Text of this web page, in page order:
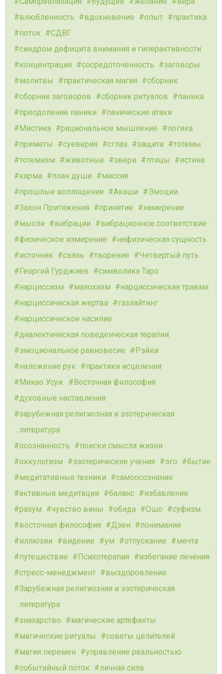
влюбленность
вдохновение опыт
практика
поток
СДВГ
синдром дефицита внимания и гиперактивности
концентрация
сосредоточенность
заговоры
молитвы
практическая магия
сборник
сборник заговоров
сборник ритуалов
паника
преодоление паники
панические атаки
Мистика
рациональное мышление
логика
приметы
суеверия сглаз защита
тотемы
тотемизм
животные звери птицы
истина
карма
план души
миссия
прошлые воплощения
Акаши
Эмоции
Закон Притяжения
принятие
намерение
мысли
вибрации
вибрационное соответствие
физическое измерение
нефизическая сущность
источник
связь творение
Четвертый путь
Георгий Гурджиев
символика Таро
нарциссизм
мазохизм
нарциссическая травма
нарциссическая жертва
газлайтинг
нарциссическое насилие
диалектическая поведенческая терапии
эмоциональное равновесие
Рэйки
наложение рук
практики исцеления
Микао Усуи.
Восточная философия
духовные наставления
зарубежная религиозная и эзотерическая
литература
осознанность
поиски смысла жизни
оккультизм
эзотерические учения эго
бытие
медитативные техники
самоосознание
активные медитации
баланс
избавление
разум
чувство вины обида Ошо
суфизм
восточная философия
Дзен
понимание
иллюзии
видение ум отпускание
мечта
путешествие
Психотерапия
избегание лечения
стресс-менеджмент
выздоровление
Зарубежная религиозная и эзотерическая
литература
знахарство
магические артефакты
магические ритуалы
советы целителей
магия перемен
управление реальностью
событийный поток
личная сила